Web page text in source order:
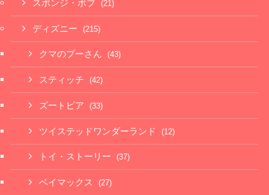
スポンジ・ボブ (21)
ディズニー (215)
クマのプーさん (43)
スティッチ (42)
ズートピア (33)
ツイステッドワンダーランド (12)
トイ・ストーリー (37)
ベイマックス (27)